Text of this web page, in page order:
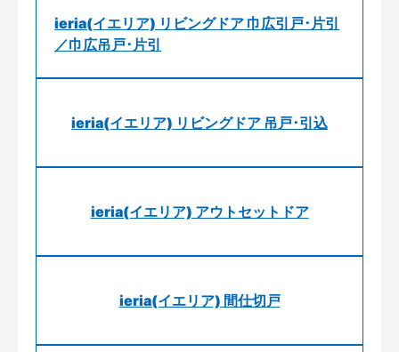
ieria(イエリア) リビングドア 巾広引戸･片引
／巾広吊戸･片引
ieria(イエリア) リビングドア 吊戸･引込
ieria(イエリア) アウトセットドア
ieria(イエリア) 間仕切戸